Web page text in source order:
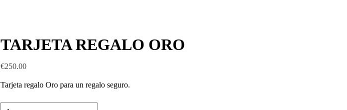
TARJETA REGALO ORO
€250.00
Tarjeta regalo Oro para un regalo seguro.